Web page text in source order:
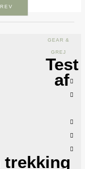
GEAR &
GREJ
Test
af
trekking